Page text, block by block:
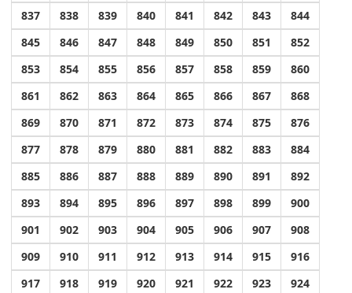
837
838 839 840 841 842 843
844
845
846 847 848 849 850 851
852
853
854 855 856 857 858 859
860
861
862 863 864 865 866 867
868
869
870 871 872 873 874 875
876
877
878 879 880 881 882 883
884
885
886 887 888 889 890 891
892
893
894 895 896 897 898 899
900
901
902 903 904 905 906 907
908
909
910 911 912 913 914 915
916
917
918 919 920 921 922 923 924